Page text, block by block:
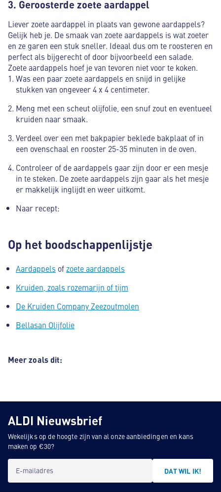
3. Geroosterde zoete aardappel
Liever zoete aardappel in plaats van gewone aardappels?
Gelijk heb je. De smaak van zoete aardappels is wat zoeter
en ze garen een stuk sneller. Ideaal dus om te roosteren en
perfect als bijgerecht of door bijvoorbeeld een salade.
Zoete aardappels hoef je van tevoren niet voor te koken.
Was een paar zoete aardappels en snijd in gelijke
stukken van ongeveer 4 x 4 centimeter.
Meng met een scheut olijfolie, een snuf zout en eventueel
kruiden naar smaak.
Verdeel over een met bakpapier beklede bakplaat of in
een ovenschaal en rooster 25-35 minuten in de oven.
Controleer of de aardappels gaar zijn door er een mesje
in te steken. De zoete aardappels zijn gaar als het mesje
er makkelijk inglijdt en weer uitkomt.
Naar recept:
Op het boodschappenlijstje
Aardappels of zoete aardappels
Kruiden, zoals rozemarijn of tijm
De Kruiden Company Zeezoutmolen
Bellasan Olijfolie
Meer zoals dit:
ALDI Nieuwsbrief
Wekelijks op de hoogte zijn van al onze aanbiedingen en kans
maken op €30?
E-mailadres DAT WIL IK!